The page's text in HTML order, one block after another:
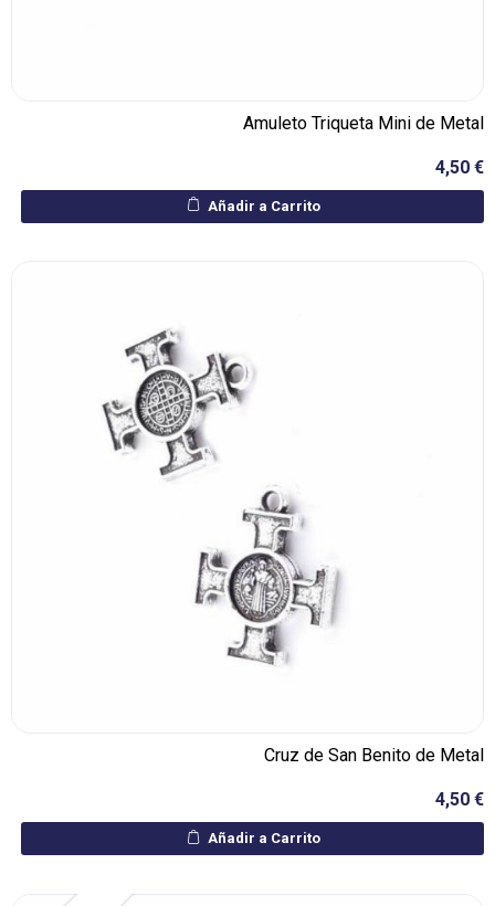
Amuleto Triqueta Mini de Metal
4,50 €
Añadir a Carrito
Cruz de San Benito de Metal
4,50 €
Añadir a Carrito